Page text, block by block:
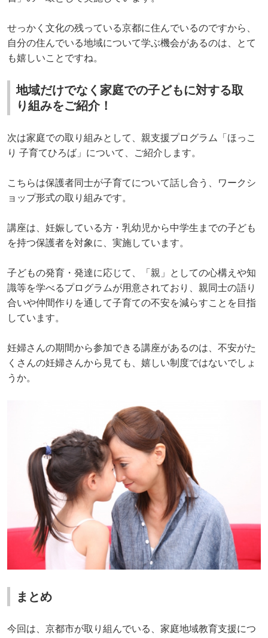
せっかく文化の残っている京都に住んでいるのですから、
自分の住んでいる地域について学ぶ機会があるのは、とて
も嬉しいことですね。
地域だけでなく家庭での子どもに対する取
り組みをご紹介！
次は家庭での取り組みとして、親支援プログラム「ほっこ
り 子育てひろば」について、ご紹介します。
こちらは保護者同士が子育てについて話し合う、ワークシ
ョップ形式の取り組みです。
講座は、妊娠している方・乳幼児から中学生までの子ども
を持つ保護者を対象に、実施しています。
子どもの発育・発達に応じて、「親」としての心構えや知
識等を学べるプログラムが用意されており、親同士の語り
合いや仲間作りを通して子育ての不安を減らすことを目指
しています。
妊婦さんの期間から参加できる講座があるのは、不安がた
くさんの妊婦さんから見ても、嬉しい制度ではないでしょ
うか。
まとめ
今回は、京都市が取り組んでいる、家庭地域教育支援につ